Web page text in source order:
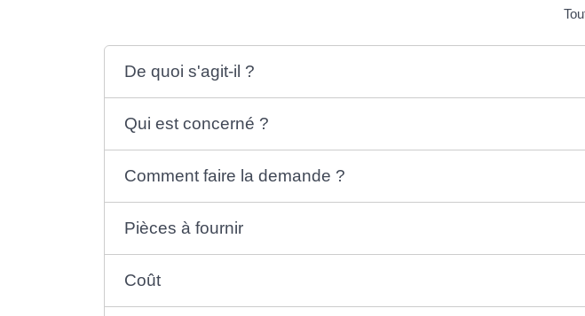
De quoi s'agit-il ?
Qui est concerné ?
Comment faire la demande ?
Pièces à fournir
Coût